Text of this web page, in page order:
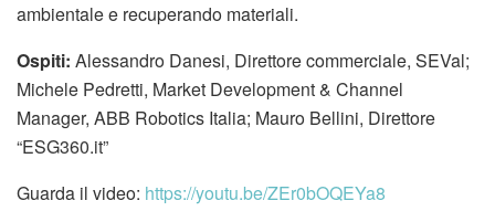
ambientale e recuperando materiali.
Ospiti: Alessandro Danesi, Direttore commerciale, SEVal;
Michele Pedretti, Market Development & Channel
Manager, ABB Robotics Italia; Mauro Bellini, Direttore
“ESG360.it”
Guarda il video: https://youtu.be/ZEr0bOQEYa8